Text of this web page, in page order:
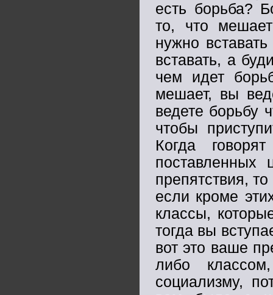
есть борьба?
то, что
нужно
вставать, а
чем идет
мешает, вы
ведете борьбу
чтобы
Когда
препятствия,
если кроме
классы,
тогда вы
вот это ваше
либо
социализму,